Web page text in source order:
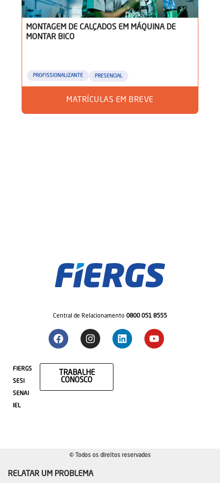
MONTAGEM DE CALÇADOS EM MÁQUINA DE
MONTAR BICO
PRESENCIAL
PROFISSIONALIZANTE
MATRÍCULAS EM BREVE
Central de Relacionamento 0800 051 8555
FIERGS
SESI
SENAI
IEL
TRABALHE
CONOSCO
© Todos os direitos reservados
RELATAR UM PROBLEMA